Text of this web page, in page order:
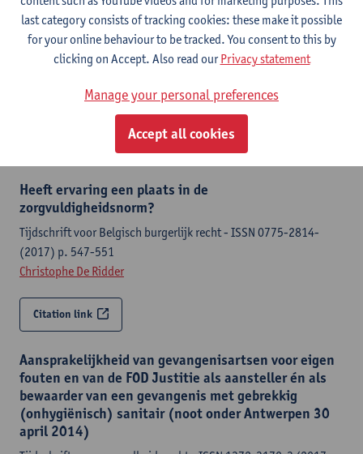
Dwangsom bij afgifte van inbeslaggenomen geldsom
Christophe De Ridder
Heeft ervaring een plaats in de
zorgvuldigheidsnorm?
Tijdschrift voor Belgisch burgerlijk recht - ISSN 0775-2814-
(2017) p. 547-551
Christophe De Ridder
Citation link
Aansprakelijkheid van gevangenisartsen voor eigen
fouten en van de FOD Justitie als aansteller én als
bewaarder van een gevangenis met gebrekkig
(onhygiënisch) sanitair (noot onder Antwerpen 30
april 2014)
last category consists of tracking cookies: these make it possible
for your online behaviour to be tracked. You consent to this by
clicking on Accept. Also read ourPrivacy statement
Manage your personal preferences
Accept all cookies